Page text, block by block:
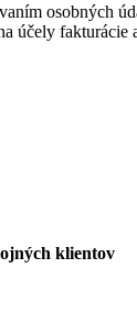
osobných
účely fakturácie
klientov